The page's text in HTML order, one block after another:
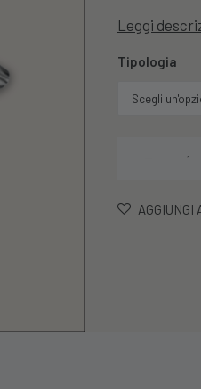
Leggi
Tipologia